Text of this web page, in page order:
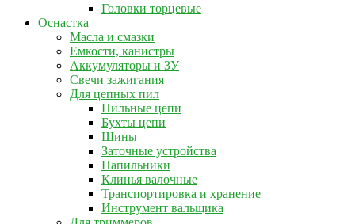
Головки торцевые
Оснастка
Масла и смазки
Емкости, канистры
Аккумуляторы и ЗУ
Свечи зажигания
Для цепных пил
Пильные цепи
Бухты цепи
Шины
Заточные устройства
Напильники
Клинья валочные
Транспортировка и хранение
Инструмент вальщика